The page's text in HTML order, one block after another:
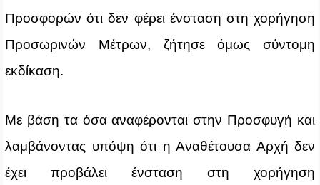
Προσφορών ότι δεν φέρει ένσταση στη χορήγηση
Προσωρινών Μέτρων, ζήτησε όμως σύντομη
εκδίκαση.
Με βάση τα όσα αναφέρονται στην Προσφυγή και
λαμβάνοντας υπόψη ότι η Αναθέτουσα Αρχή δεν
έχει προβάλει ένσταση στη χορήγηση